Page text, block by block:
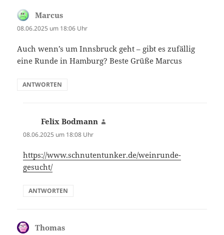
Marcus
08.06.2025 um 18:06 Uhr
Auch wenn’s um Innsbruck geht – gibt es zufällig
eine Runde in Hamburg? Beste Grüße Marcus
ANTWORTEN
Felix Bodmann
08.06.2025 um 18:08 Uhr
https://www.schnutentunker.de/weinrunde-
gesucht/
ANTWORTEN
Thomas